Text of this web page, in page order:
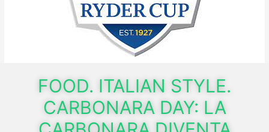
FOOD. ITALIAN STYLE.
CARBONARA DAY: LA